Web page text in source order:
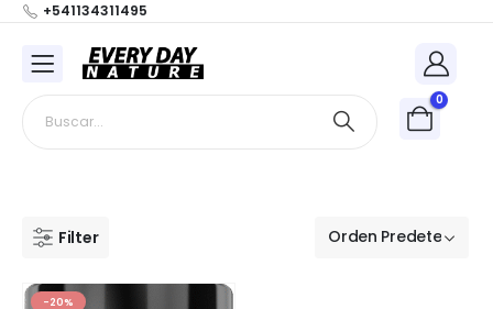
+541134311495
0
Filter
-20%